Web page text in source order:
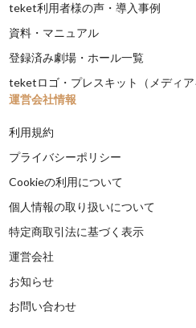
teket利用者様の声・導入事例
資料・マニュアル
登録済み劇場・ホール一覧
teketロゴ・プレスキット（メディア
運営会社情報
利用規約
プライバシーポリシー
Cookieの利用について
個人情報の取り扱いについて
特定商取引法に基づく表示
運営会社
お知らせ
お問い合わせ